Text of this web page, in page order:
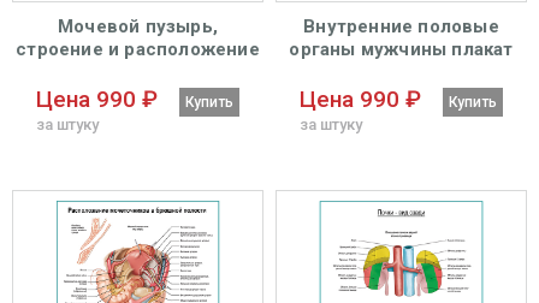
Мочевой пузырь,
строение и расположение
Цена 990 ₽
за штуку
Купить
Внутренние половые
органы мужчины плакат
Цена 990 ₽
за штуку
Купить